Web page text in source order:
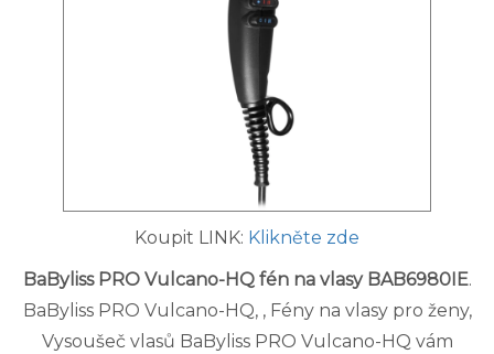
Koupit LINK: Klikněte zde
BaByliss PRO Vulcano-HQ fén na vlasy BAB6980IE.
BaByliss PRO Vulcano-HQ, , Fény na vlasy pro ženy,
Vysoušeč vlasů BaByliss PRO Vulcano-HQ vám